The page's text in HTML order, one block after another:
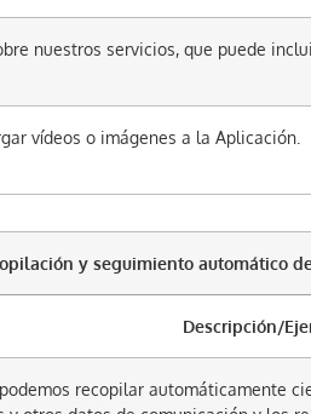
nuestros servicios, que puede
vídeos o imágenes a la Aplicación.
y seguimiento automático
Descripción/
recopilar automáticamente